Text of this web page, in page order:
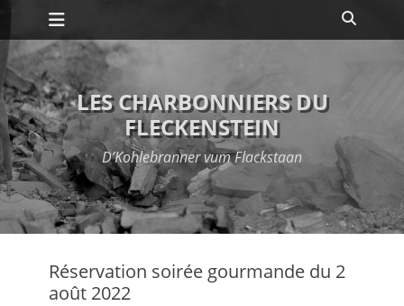
Passer
au
contenu
Premier menu
LES CHARBONNIERS DU
FLECKENSTEIN
D’Kohlebranner vum Flackstaan
Réservation soirée gourmande du 2
août 2022